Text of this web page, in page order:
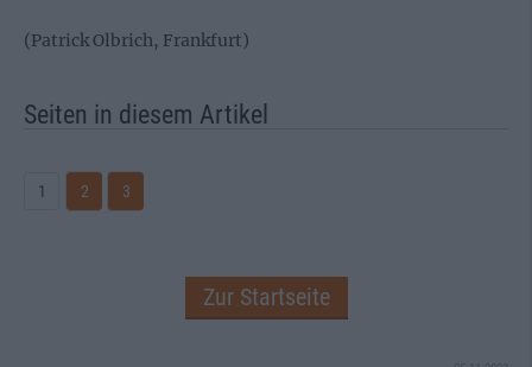
(Patrick Olbrich, Frankfurt)
Seiten in diesem Artikel
1 2 3
Zur Startseite